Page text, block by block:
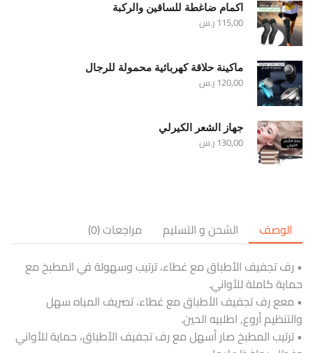
اكمام ضاغطة للساقين والركبة
115,00ر.س
ماكينة حلاقة كهربائية محمولة للرجال
120,00ر.س
جهاز الشعر الكيرلي
130,00ر.س
الوصف الشحن و التسليم
مراجعات (0)
• رف تجفيف الأطباق مع غطاء، ترتيب وسهولة في المطبخ مع
حماية كاملة للأواني.
• معع رف تجفيف الأطباق مع غطاء، تصريف المياه سهل
والتنظيم أروع, اطلبيه الحين.
• ترتيب المطبخ صار أسهل مع رف تجفيف الأطباق، حماية للأواني